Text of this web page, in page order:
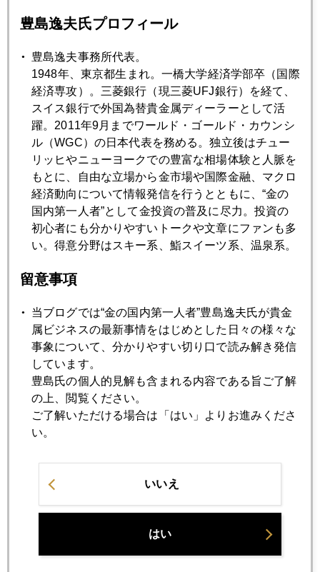
アジアの中の日本市場
2006年06月26日
第二弾ロケット点火準備中
2006年06月20日
テポドンが発射されたら？
2006年06月16日
株安の影響は パート２
どこまで下がるの？
2006年06月14日
560ドルへ急落
2006年06月13日
アーア 負けちゃった...
2006年1-3月期 世界金需給統計概観
豊島逸夫氏プロフィール
豊島逸夫事務所代表。
1948年、東京都生まれ。一橋大学経済学部卒（国際
経済専攻）。三菱銀行（現三菱UFJ銀行）を経て、
スイス銀行で外国為替貴金属ディーラーとして活
躍。2011年9月までワールド・ゴールド・カウンシ
ル（WGC）の日本代表を務める。独立後はチュー
リッヒやニューヨークでの豊富な相場体験と人脈を
もとに、自由な立場から金市場や国際金融、マクロ
経済動向について情報発信を行うとともに、“金の
国内第一人者”として金投資の普及に尽力。投資の
初心者にも分かりやすいトークや文章にファンも多
い。得意分野はスキー系、鮨スイーツ系、温泉系。
留意事項
当ブログでは“金の国内第一人者”豊島逸夫氏が貴金
属ビジネスの最新事情をはじめとした日々の様々な
事象について、分かりやすい切り口で読み解き発信
しています。
豊島氏の個人的見解も含まれる内容である旨ご了解
の上、閲覧ください。
ご了解いただける場合は「はい」よりお進みくださ
い。
いいえ
はい